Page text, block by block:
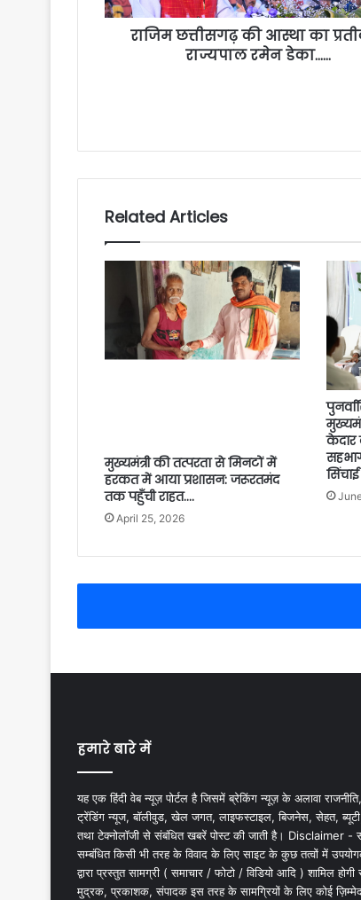
राजिम छत्तीसगढ़ की आस्था का
राज्यपाल रमेन डेका……
Related Articles
मुख्यमंत्री की तत्परता से मिनटों में
हरकत में आया प्रशासन: जरूरतमंद
तक पहुँची राहत….
April 25, 2026
केदार
हमारे बारे में
यह एक हिंदी वेब न्यूज़ पोर्टल है जिसमें ब्रेकिंग न्यूज़ के अलावा
ट्रेंडिंग न्यूज, बॉलीवुड, खेल जगत, लाइफस्टाइल, बिजनेस, सेहत,
तथा टेक्नोलॉजी से संबंधित खबरें पोस्ट की जाती है। Disclaimer -
सम्बंधित किसी भी तरह के विवाद के लिए साइट के कुछ तत्वों में
द्वारा प्रस्तुत सामग्री ( समाचार / फोटो / विडियो आदि ) शामिल होगी
मुद्रक, प्रकाशक, संपादक इस तरह के सामग्रियों के लिए कोई